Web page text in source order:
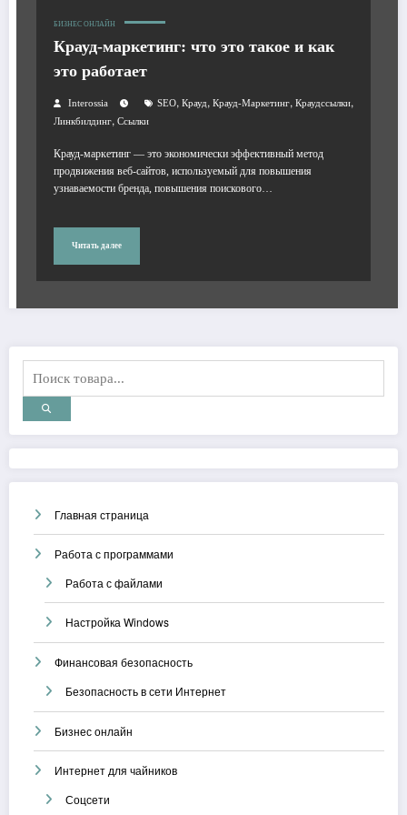
БИЗНЕС ОНЛАЙН
Крауд-маркетинг: что это такое и как
это работает
Interossia SEO, Крауд, Крауд-Маркетинг, Краудссылки,
Линкбилдинг, Ссылки
Крауд-маркетинг — это экономически эффективный метод
продвижения веб-сайтов, используемый для повышения
узнаваемости бренда, повышения поискового…
Читать далее
Главная страница
Работа с программами
Работа с файлами
Настройка Windows
Финансовая безопасность
Безопасность в сети Интернет
Бизнес онлайн
Интернет для чайников
Соцсети